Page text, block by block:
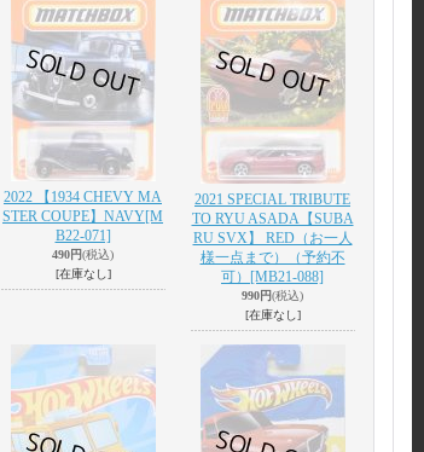
2022 【1934 CHEVY MA
STER COUPE】NAVY[M
B22-071]
490円(税込)
[在庫なし]
2021 SPECIAL TRIBUTE
TO RYU ASADA【SUBA
RU SVX】 RED（お一人
様一点まで）（予約不
可） [MB21-088]
990円(税込)
[在庫なし]